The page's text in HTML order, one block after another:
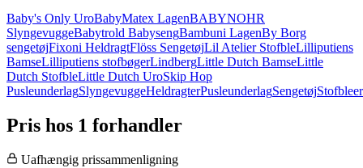
Baby's Only UroBabyMatex LagenBABYNOHR
SlyngevuggeBabytrold BabysengBambuni LagenBy Borg
sengetøjFixoni HeldragtFlöss SengetøjLil Atelier StofbleLilliputiens
BamseLilliputiens stofbøgerLindbergLittle Dutch BamseLittle
Dutch StofbleLittle Dutch UroSkip Hop
PusleunderlagSlyngevuggeHeldragterPusleunderlagSengetøjStofbleer
Pris hos 1 forhandler
Uafhængig prissammenligning